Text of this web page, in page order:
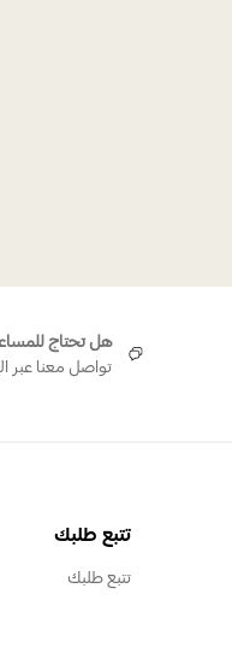
هل تحتاج
تواصل معنا عبر
تتبع طلبك
تتبع طلبك